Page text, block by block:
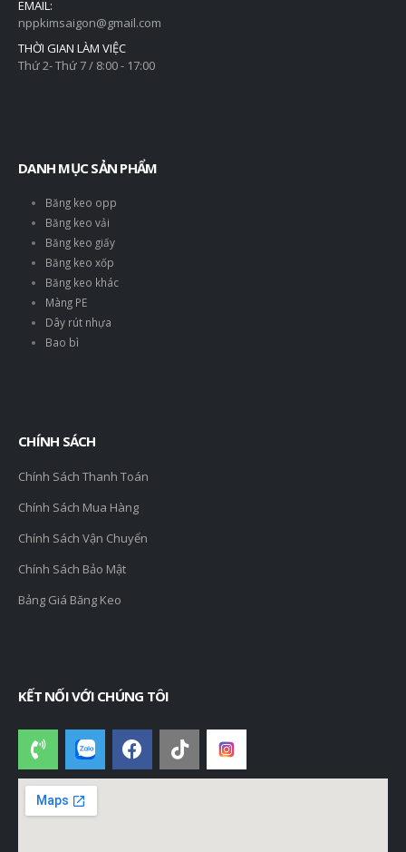
EMAIL:
nppkimsaigon@gmail.com
THỜI GIAN LÀM VIỆC
Thứ 2- Thứ 7 / 8:00 - 17:00
DANH MỤC SẢN PHẨM
Băng keo opp
Băng keo vải
Băng keo giấy
Băng keo xốp
Băng keo khác
Màng PE
Dây rút nhựa
Bao bì
CHÍNH SÁCH
Chính Sách Thanh Toán
Chính Sách Mua Hàng
Chính Sách Vận Chuyển
Chính Sách Bảo Mật
Bảng Giá Băng Keo
KẾT NỐI VỚI CHÚNG TÔI